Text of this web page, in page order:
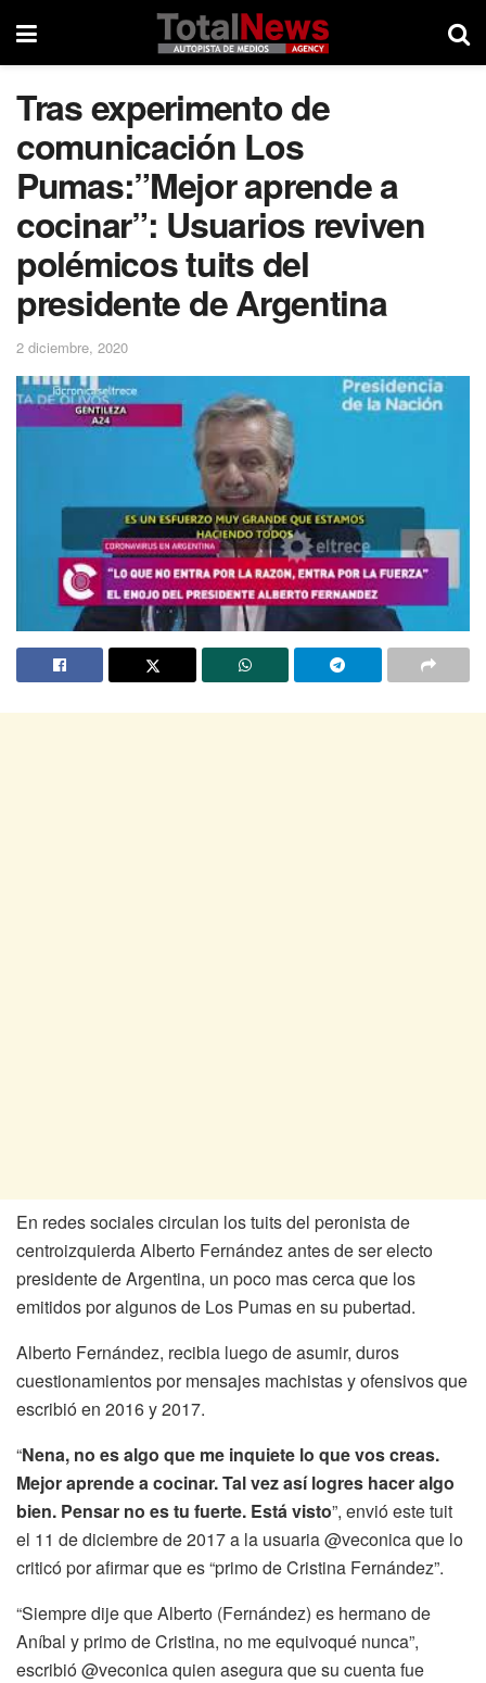
Tras experimento de
comunicación Los
Pumas:”Mejor aprende a
cocinar”: Usuarios reviven
polémicos tuits del
presidente de Argentina
2 diciembre, 2020
En redes sociales circulan los tuits del peronista de
centroizquierda Alberto Fernández antes de ser electo
presidente de Argentina, un poco mas cerca que los
emitidos por algunos de Los Pumas en su pubertad.
Alberto Fernández, recibia luego de asumir, duros
cuestionamientos por mensajes machistas y ofensivos que
escribió en 2016 y 2017.
“Nena, no es algo que me inquiete lo que vos creas.
Mejor aprende a cocinar. Tal vez así logres hacer algo
bien. Pensar no es tu fuerte. Está visto”, envió este tuit
el 11 de diciembre de 2017 a la usuaria @veconica que lo
criticó por afirmar que es “primo de Cristina Fernández”.
“Siempre dije que Alberto (Fernández) es hermano de
Aníbal y primo de Cristina, no me equivoqué nunca”,
escribió @veconica quien asegura que su cuenta fue